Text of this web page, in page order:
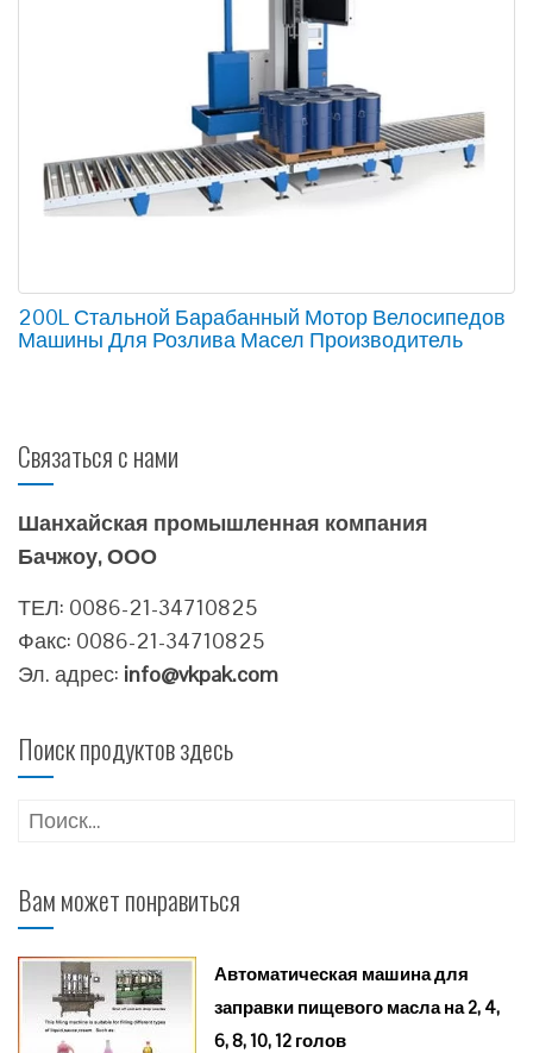
200L Стальной Барабанный Мотор Велосипедов
Машины Для Розлива Масел Производитель
Связаться с нами
Шанхайская промышленная компания
Бачжоу, ООО
ТЕЛ: 0086-21-34710825
Факс: 0086-21-34710825
Эл. адрес: info@vkpak.com
Поиск продуктов здесь
Найти:
Вам может понравиться
Автоматическая машина для
заправки пищевого масла на 2, 4,
6, 8, 10, 12 голов